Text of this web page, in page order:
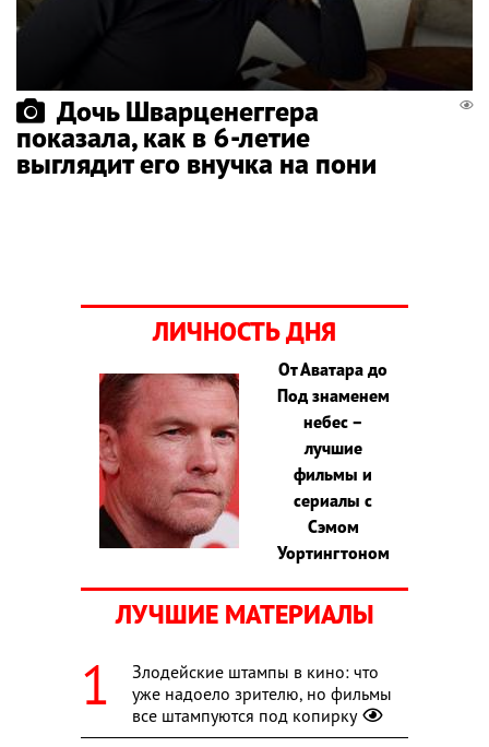
Дочь Шварценеггера
показала, как в 6-летие
выглядит его внучка на пони
ЛИЧНОСТЬ ДНЯ
От Аватара до
Под знаменем
небес –
лучшие
фильмы и
сериалы с
Сэмом
Уортингтоном
ЛУЧШИЕ МАТЕРИАЛЫ
Злодейские штампы в кино: что
уже надоело зрителю, но фильмы
все штампуются под копирку